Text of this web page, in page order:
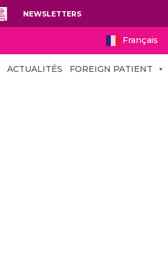
NEWSLETTERS
ACTUALITÉS FOREIGN PATIENT
Français